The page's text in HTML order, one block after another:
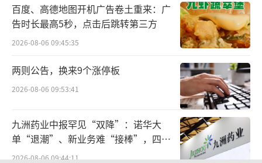
而且，由于美国制造工业严重空心化，其
对中国食品产业存在较高的依赖度。
同时，美国市场多元文化背景造就了复杂
的消费者口味偏好。根据2023年的数据，‌美国
总人口约为3.33亿。除了非拉美裔白人以外，
还有拉美裔、‌非洲裔、‌亚裔、‌混血以及其他原
住民等少数族群。
百度、高德地图开机广告卷土重来：广
告时长最高5秒，点击后跳转第三方
2026-08-06 09:45:35
两则公告，换来9个涨停板
2026-08-06 09:53:41
九洲药业中报罕见“双降”：诺华大
单“退潮”、新业务难“接棒”，四大
难关待闯
2026-08-06 09:44:11